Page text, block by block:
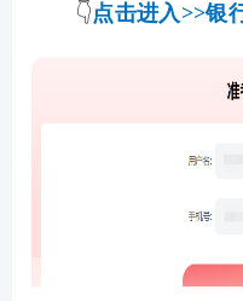
👇点击进入>>银